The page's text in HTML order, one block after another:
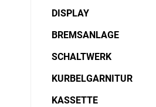
DISPLAY
BREMSANLAGE
SCHALTWERK
KURBELGARNITUR
KASSETTE